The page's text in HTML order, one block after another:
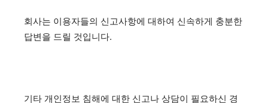
회사는 이용자들의 신고사항에 대하여 신속하게 충분한
답변을 드릴 것입니다.
기타 개인정보 침해에 대한 신고나 상담이 필요하신 경